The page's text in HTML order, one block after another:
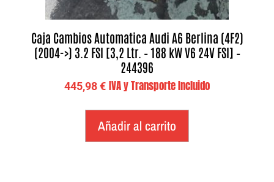
Caja Cambios Automatica Audi A6 Berlina (4F2)
(2004->) 3.2 FSI [3,2 Ltr. – 188 kW V6 24V FSI] –
244396
445,98€ IVA y Transporte Incluido
Añadir al carrito